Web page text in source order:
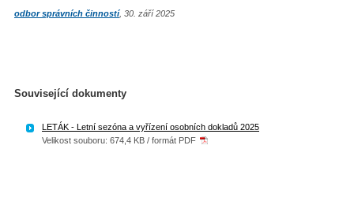
odbor správních činností, 30. září 2025
Související dokumenty
LETÁK - Letní sezóna a vyřízení osobních dokladů 2025
Velikost souboru: 674,4 KB / formát PDF